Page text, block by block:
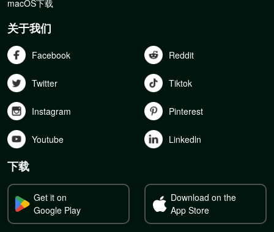
macOS下载
关于我们
Facebook Reddit
Twitter Tiktok
Instagram Pinterest
Youtube Linkedln
下载
Get it on
Google Play
Download on the
App Store